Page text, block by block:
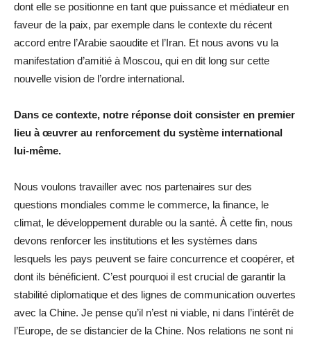
dont elle se positionne en tant que puissance et médiateur en
faveur de la paix, par exemple dans le contexte du récent
accord entre l’Arabie saoudite et l’Iran. Et nous avons vu la
manifestation d’amitié à Moscou, qui en dit long sur cette
nouvelle vision de l’ordre international.
Dans ce contexte, notre réponse doit consister en premier
lieu à œuvrer au renforcement du système international
lui-même.
Nous voulons travailler avec nos partenaires sur des
questions mondiales comme le commerce, la finance, le
climat, le développement durable ou la santé. À cette fin, nous
devons renforcer les institutions et les systèmes dans
lesquels les pays peuvent se faire concurrence et coopérer, et
dont ils bénéficient. C’est pourquoi il est crucial de garantir la
stabilité diplomatique et des lignes de communication ouvertes
avec la Chine. Je pense qu’il n’est ni viable, ni dans l’intérêt de
l’Europe, de se distancier de la Chine. Nos relations ne sont ni